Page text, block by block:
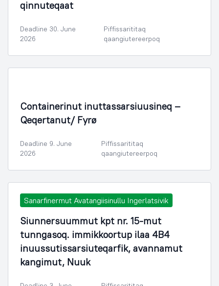
qinnuteqaat
Deadline 30. June
2026
Piffissarititaq
qaangiutereerpoq
Containerinut inuttassarsiuusineq –
Qeqertanut/ Fyrø
Deadline 9. June
2026
Piffissarititaq
qaangiutereerpoq
Sanarfinermut Avatangiisinullu Ingerlatsivik
Siunnersuummut kpt nr. 15-mut
tunngasoq. immikkoortup ilaa 4B4
inuussutissarsiuteqarfik, avannamut
kangimut, Nuuk